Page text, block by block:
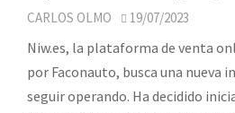
CARLOS OLMO 19/07/2023
Niw.es, la plataforma de venta
por Faconauto, busca una nueva
seguir operando. Ha decidido